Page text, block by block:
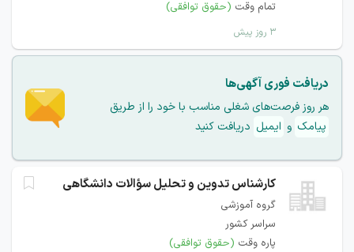
تمام وقت (حقوق توافقی)
۳ روز پیش
دریافت فوری آگهی‌ها
هر روز فرصت‌های شغلی مناسب با خود را از طریق
پیامک و ایمیل دریافت کنید
کارشناس تدوین و تحلیل سؤالات دانشگاهی
گروه آموزشی
سراسر کشور
پاره وقت (حقوق توافقی)